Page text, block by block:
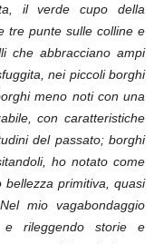
il verde cupo della
tre punte sulle colline e
che abbracciano ampi
nei piccoli borghi
meno noti con una
con caratteristiche
del passato; borghi
ho notato come
primitiva, quasi
mio vagabondaggio
e rileggendo storie e